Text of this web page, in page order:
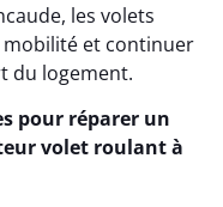
les volets
et continuer
du logement.
pour réparer un
volet roulant à